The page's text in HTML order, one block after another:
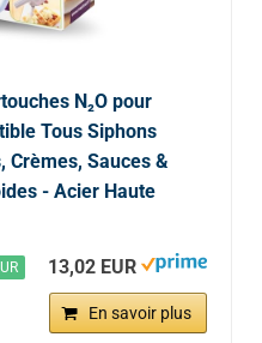
N₂O pour
Tous Siphons
Crèmes, Sauces &
- Acier Haute
13,02 EUR
En savoir plus